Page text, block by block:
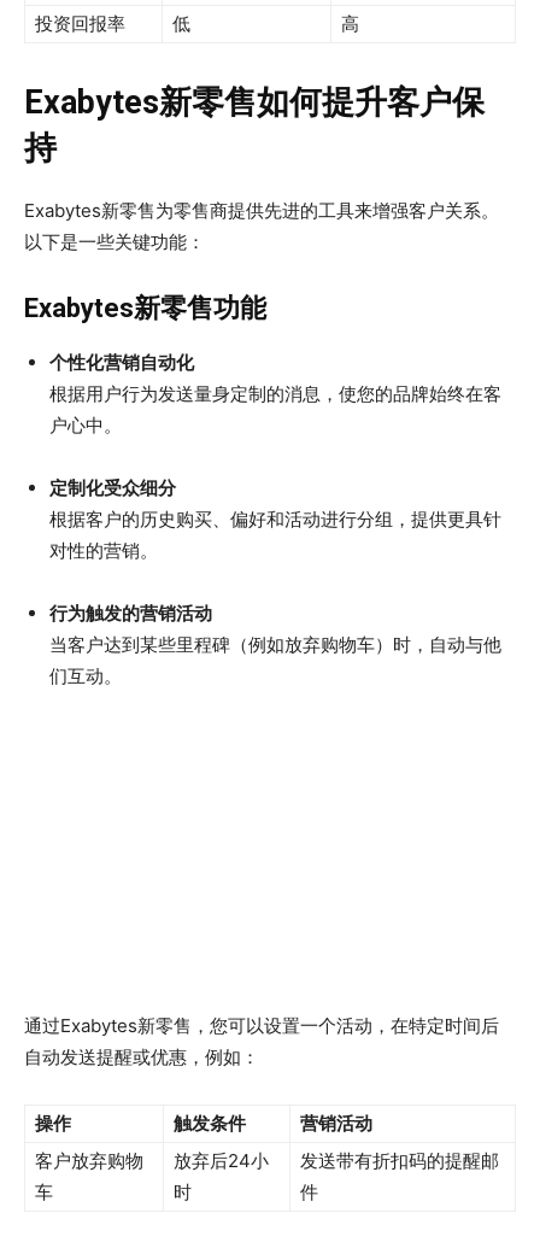
投资回报率 低 高
Exabytes新零售如何提升客户保
持
Exabytes新零售为零售商提供先进的工具来增强客户关系。
以下是一些关键功能：
Exabytes新零售功能
个性化营销自动化
根据用户行为发送量身定制的消息，使您的品牌始终在客
户心中。
定制化受众细分
根据客户的历史购买、偏好和活动进行分组，提供更具针
对性的营销。
行为触发的营销活动
当客户达到某些里程碑（例如放弃购物车）时，自动与他
们互动。
通过Exabytes新零售，您可以设置一个活动，在特定时间后
自动发送提醒或优惠，例如：
操作 触发条件
营销活动
客户放弃购物
车
放弃后24小
时
发送带有折扣码的提醒邮
件